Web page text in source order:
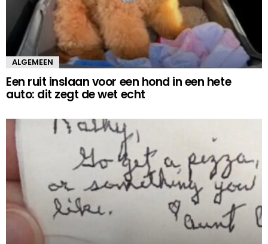
ALGEMEEN
Een ruit inslaan voor een hond in een hete
auto: dit zegt de wet echt